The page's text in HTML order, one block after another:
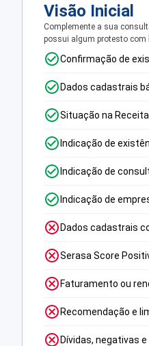
Visão Inicial
Complemente a sua
possui algum protesto com
Confirmação de
Dados cadastrais
Situação na Receita
Indicação de
Indicação de
Indicação de
Dados cadastrais
Serasa Score
Faturamento ou
Recomendação e
Dívidas, negativas